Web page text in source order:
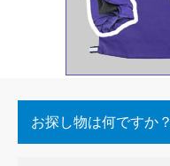
お探し物は何ですか？